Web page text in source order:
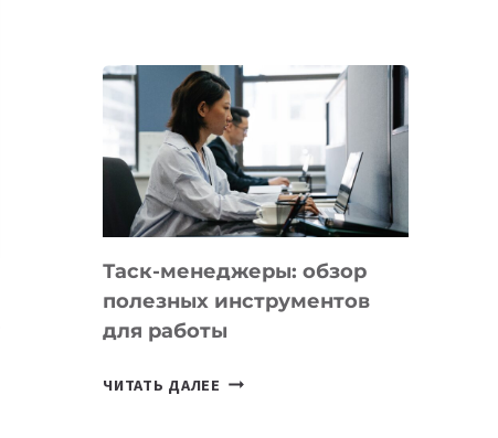
НОВЫЕ
ПРЕДМЕТЫ
ПО
ИСКУССТВЕННОМУ
ИНТЕЛЛЕКТУ
Таск-менеджеры: обзор
полезных инструментов
для работы
ЧИТАТЬ ДАЛЕЕ ТАСК-